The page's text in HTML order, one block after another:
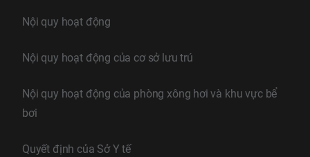
Nội quy hoạt động
Nội quy hoạt động của cơ sở lưu trú
Nội quy hoạt động của phòng xông hơi và khu vực bể
bơi
Quyết định của Sở Y tế